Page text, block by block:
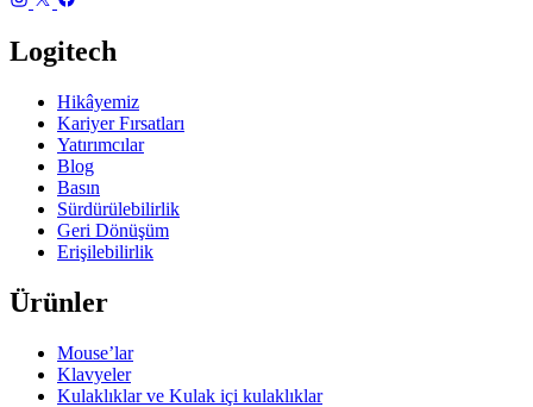
Logitech
Hikâyemiz
Kariyer Fırsatları
Yatırımcılar
Blog
Basın
Sürdürülebilirlik
Geri Dönüşüm
Erişilebilirlik
Ürünler
Mouse’lar
Klavyeler
Kulaklıklar ve Kulak içi kulaklıklar